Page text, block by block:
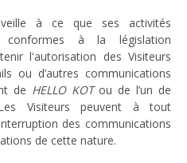
à ce que ses activités
conformes à la législation
l'autorisation des Visiteurs
ou d’autres communications
de HELLO KOTou de l’un de
Visiteurs peuvent à tout
des communications
de cette nature.